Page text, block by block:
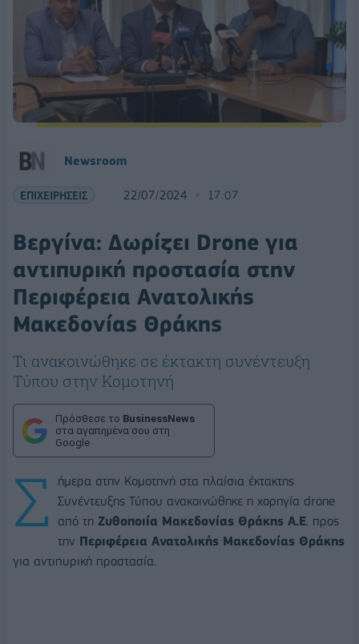
Newsroom
ΕΠΙΧΕΙΡΗΣΕΙΣ 22/07/2024 17:07
Βεργίνα: Δωρίζει Drone για
αντιπυρική προστασία στην
Περιφέρεια Ανατολικής
Μακεδονίας Θράκης
Τι ανακοινώθηκε σε έκτακτη συνέντευξη
Τύπου στην Κομοτηνή
Πρόσθεσε το BusinessNews
στα αγαπημένα σου στη
Google
Σ
ήμερα στην Κομοτηνή στα πλαίσια έκτακτης
Συνέντευξης Τύπου ανακοινώθηκε η χορηγία drone
από τη Ζυθοποιία Μακεδονίας Θράκης Α.Ε. προς
την Περιφέρεια Ανατολικής Μακεδονίας Θράκης
για αντιπυρική προστασία.